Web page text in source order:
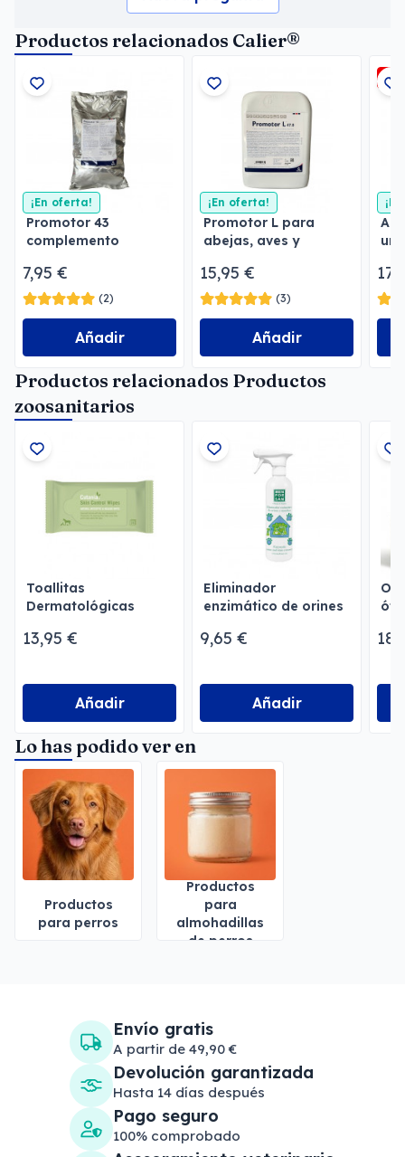
Productos relacionados Calier®
¡En oferta!
Promotor 43
complemento
7,95 €
(2)
Añadir
¡En oferta!
Promotor L para
abejas, aves y
15,95 €
(3)
Añadir
-
Productos relacionados Productos
zoosanitarios
Toallitas
Dermatológicas
Wipes 24
13,95 €
Añadir
Eliminador
enzimático de orines
Menforsan
9,65 €
Añadir
Lo has podido ver en
Productos
para perros
Productos
para
almohadillas
de perros
Envío gratis
A partir de 49,90 €
Devolución garantizada
Hasta 14 días después
Pago seguro
100% comprobado